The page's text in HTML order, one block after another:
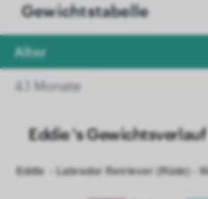
Gewichtstabelle
Alter
4.1 Monate
Eddie 's Gewichtsverlauf